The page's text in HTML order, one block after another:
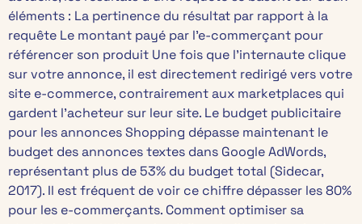
éléments : La pertinence du résultat par rapport à la
requête Le montant payé par l’e-commerçant pour
référencer son produit Une fois que l’internaute clique
sur votre annonce, il est directement redirigé vers votre
site e-commerce, contrairement aux marketplaces qui
gardent l’acheteur sur leur site. Le budget publicitaire
pour les annonces Shopping dépasse maintenant le
budget des annonces textes dans Google AdWords,
représentant plus de 53% du budget total (Sidecar,
2017). Il est fréquent de voir ce chiffre dépasser les 80%
pour les e-commerçants. Comment optimiser sa